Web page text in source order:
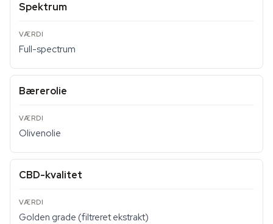
Spektrum
Full-spectrum
Bærerolie
Olivenolie
CBD-kvalitet
Golden grade (filtreret ekstrakt)